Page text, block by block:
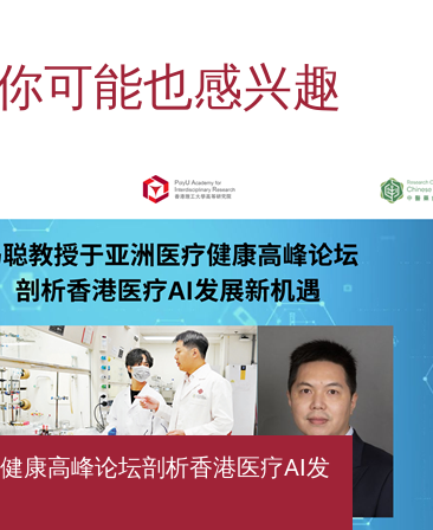
可能也感兴趣
康高峰论坛剖析香港医疗AI发